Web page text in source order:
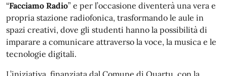
“Facciamo Radio” e per l’occasione diventerà una vera e
propria stazione radiofonica, trasformando le aule in
spazi creativi, dove gli studenti hanno la possibilità di
imparare a comunicare attraverso la voce, la musica e le
tecnologie digitali.
L’iniziativa, finanziata dal Comune di Quartu, con la